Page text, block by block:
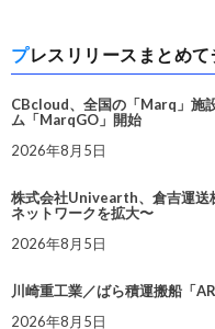
プレスリリースまとめ
CBcloud、全国の「Marq」施
ム「MarqGO」開始
2026年8月5日
株式会社Univearth、倉吉運送
ネットワークを拡大〜
2026年8月5日
川崎重工業／ばら積運搬船「
2026年8月5日